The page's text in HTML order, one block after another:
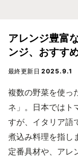
アレンジ豊富
ンジ、おすす
最終更新日2025.9.1
複数の野菜を使っ
ネ」。日本ではト
すが、イタリア語
煮込み料理を指し
定番具材や、アレ